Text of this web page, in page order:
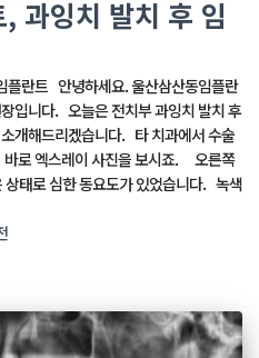
과잉치 발치 후 임
플란트 안녕하세요. 울산삼산동임플란
입니다. 오늘은 전치부 과잉치 발치 후
개해드리겠습니다. 타 치과에서 수술
로 엑스레이 사진을 보시죠. 오른쪽
태로 심한 동요도가 있었습니다. 녹색